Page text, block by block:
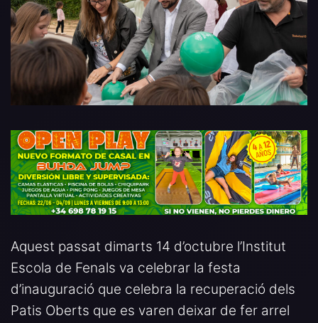
Aquest passat dimarts 14 d’octubre l’Institut
Escola de Fenals va celebrar la festa
d’inauguració que celebra la recuperació dels
Patis Oberts que es varen deixar de fer arrel